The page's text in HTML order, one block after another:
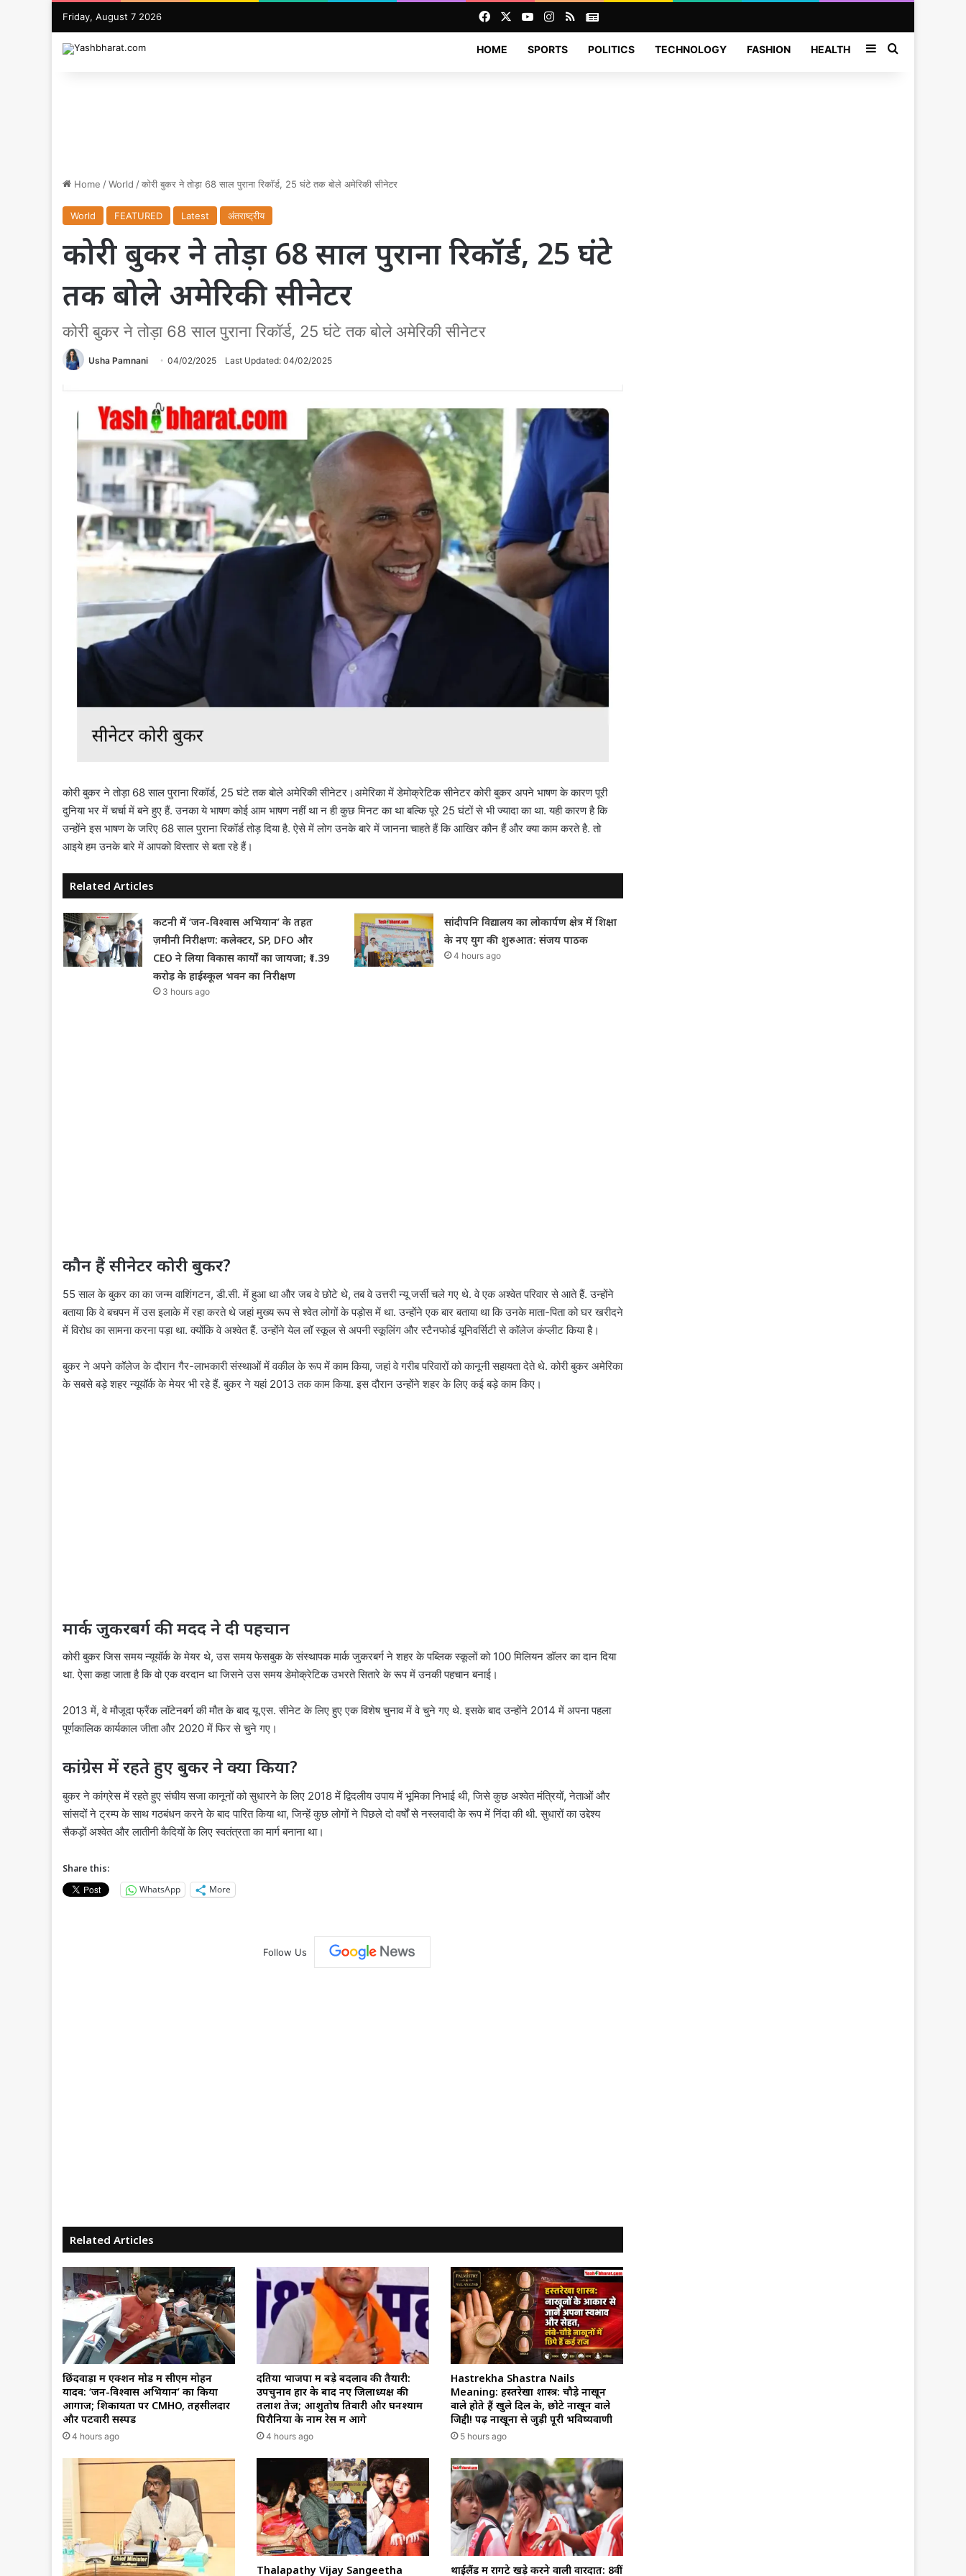
Friday, August 7 2026 FacebookYouTubeInstagram
RSSNews
HOME SPORTS POLITICS TECHNOLOGY FASHION HEALTH SidebarSearch for
Home /World /कोरी बुकर ने तोड़ा 68 साल पुराना रिकॉर्ड, 25 घंटे तक बोले अमेरिकी सीनेटर
World FEATURED Latest अंतराष्ट्रीय
कोरी बुकर ने तोड़ा 68 साल पुराना रिकॉर्ड, 25 घंटे
तक बोले अमेरिकी सीनेटर
कोरी बुकर ने तोड़ा 68 साल पुराना रिकॉर्ड, 25 घंटे तक बोले अमेरिकी सीनेटर
Usha Pamnani 04/02/2025 Last Updated: 04/02/2025
कोरी बुकर ने तोड़ा 68 साल पुराना रिकॉर्ड, 25 घंटे तक बोले अमेरिकी सीनेटर।अमेरिका में डेमोक्रेटिक सीनेटर कोरी बुकर अपने भाषण के कारण पूरी
दुनिया भर में चर्चा में बने हुए हैं. उनका ये भाषण कोई आम भाषण नहीं था न ही कुछ मिनट का था बल्कि पूरे 25 घंटों से भी ज्यादा का था. यही कारण है कि
उन्होंने इस भाषण के जरिए 68 साल पुराना रिकॉर्ड तोड़ दिया है. ऐसे में लोग उनके बारे में जानना चाहते हैं कि आखिर कौन हैं और क्या काम करते है. तो
आइये हम उनके बारे में आपको विस्तार से बता रहे हैं।
Related Articles
कटनी में ‘जन-विश्वास अभियान’ के तहत
ज़मीनी निरीक्षण: कलेक्टर, SP, DFO और
CEO ने लिया विकास कार्यों का जायजा; ₹1.39
करोड़ के हाईस्कूल भवन का निरीक्षण
3 hours ago
सांदीपनि विद्यालय का लोकार्पण क्षेत्र में शिक्षा
के नए युग की शुरुआत: संजय पाठक
4 hours ago
कौन हैं सीनेटर कोरी बुकर?
55 साल के बुकर का का जन्म वाशिंगटन, डी.सी. में हुआ था और जब वे छोटे थे, तब वे उत्तरी न्यू जर्सी चले गए थे. वे एक अश्वेत परिवार से आते हैं. उन्होंने
बताया कि वे बचपन में उस इलाके में रहा करते थे जहां मुख्य रूप से श्वेत लोगों के पड़ोस में था. उन्होंने एक बार बताया था कि उनके माता-पिता को घर खरीदने
में विरोध का सामना करना पड़ा था. क्योंकि वे अश्वेत हैं. उन्होंने येल लॉ स्कूल से अपनी स्कूलिंग और स्टैनफोर्ड यूनिवर्सिटी से कॉलेज कंप्लीट किया है।
बुकर ने अपने कॉलेज के दौरान गैर-लाभकारी संस्थाओं में वकील के रूप में काम किया, जहां वे गरीब परिवारों को कानूनी सहायता देते थे. कोरी बुकर अमेरिका
के सबसे बड़े शहर न्यूयॉर्क के मेयर भी रहे हैं. बुकर ने यहां 2013 तक काम किया. इस दौरान उन्होंने शहर के लिए कई बड़े काम किए।
मार्क जुकरबर्ग की मदद ने दी पहचान
कोरी बुकर जिस समय न्यूयॉर्क के मेयर थे, उस समय फेसबुक के संस्थापक मार्क जुकरबर्ग ने शहर के पब्लिक स्कूलों को 100 मिलियन डॉलर का दान दिया
था. ऐसा कहा जाता है कि वो एक वरदान था जिसने उस समय डेमोक्रेटिक उभरते सितारे के रूप में उनकी पहचान बनाई।
2013 में, वे मौजूदा फ्रैंक लॉटेनबर्ग की मौत के बाद यू.एस. सीनेट के लिए हुए एक विशेष चुनाव में वे चुने गए थे. इसके बाद उन्होंने 2014 में अपना पहला
पूर्णकालिक कार्यकाल जीता और 2020 में फिर से चुने गए।
कांग्रेस में रहते हुए बुकर ने क्या किया?
बुकर ने कांग्रेस में रहते हुए संघीय सजा कानूनों को सुधारने के लिए 2018 में द्विदलीय उपाय में भूमिका निभाई थी, जिसे कुछ अश्वेत मंत्रियों, नेताओं और
सांसदों ने ट्रम्प के साथ गठबंधन करने के बाद पारित किया था, जिन्हें कुछ लोगों ने पिछले दो वर्षों से नस्लवादी के रूप में निंदा की थी. सुधारों का उद्देश्य
सैकड़ों अश्वेत और लातीनी कैदियों के लिए स्वतंत्रता का मार्ग बनाना था।
Share this:
WhatsApp
More
Follow Us
Related Articles
छिंदवाड़ा में एक्शन मोड में सीएम मोहन
यादव: ‘जन-विश्वास अभियान’ का किया
आगाज; शिकायतों पर CMHO, तहसीलदार
और पटवारी सस्पेंड
4 hours ago
दतिया भाजपा में बड़े बदलाव की तैयारी:
उपचुनाव हार के बाद नए जिलाध्यक्ष की
तलाश तेज; आशुतोष तिवारी और घनश्याम
पिरौनिया के नाम रेस में आगे
4 hours ago
Hastrekha Shastra Nails
Meaning: हस्तरेखा शास्त्र: चौड़े नाखून
वाले होते हैं खुले दिल के, छोटे नाखून वाले
जिद्दी! पढ़ें नाखूनों से जुड़ी पूरी भविष्यवाणी
5 hours ago
Thalapathy Vijay Sangeetha थाईलैंड में रोंगटे खड़े करने वाली वारदात: 8वीं